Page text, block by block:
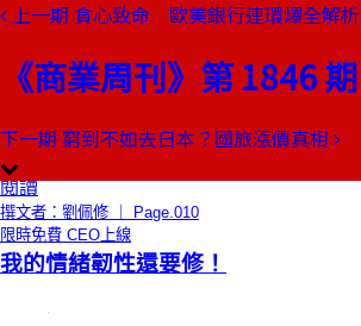
上一期 貪心致命 歐美銀行連環爆全解析
《商業周刊》第 1846 期
下一期 窮到不如去日本？國旅漲價真相
本期目錄
總編輯的話
寒武紀大爆發
閱讀
撰文者：劉佩修 ｜ Page.010
限時免費 CEO上線
我的情緒韌性還要修！